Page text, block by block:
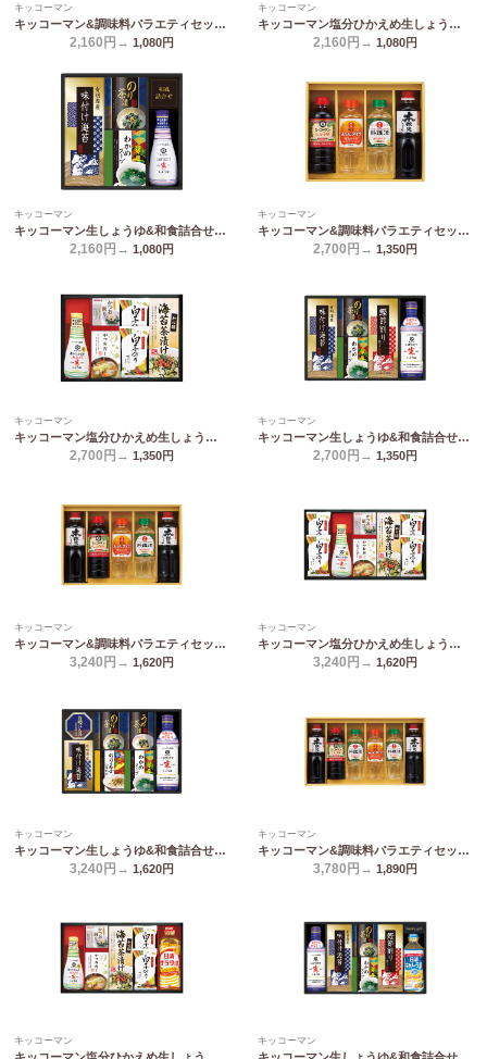
キッコーマン
キッコーマン&調味料バラエティセット KSM-20N
2,160円→ 1,080円
キッコーマン
キッコーマン塩分ひかえめ生しょうゆ詰合せギフト OR-20
2,160円→ 1,080円
キッコーマン
キッコーマン生しょうゆ&和食詰合せ NBL-20K
2,160円→ 1,080円
キッコーマン
キッコーマン&調味料バラエティセット KSM-25N
2,700円→ 1,350円
キッコーマン
キッコーマン塩分ひかえめ生しょうゆ詰合せギフト OR-25
2,700円→ 1,350円
キッコーマン
キッコーマン生しょうゆ&和食詰合せ NBL-25K
2,700円→ 1,350円
キッコーマン
キッコーマン&調味料バラエティセット KSM-30N
3,240円→ 1,620円
キッコーマン
キッコーマン塩分ひかえめ生しょうゆ詰合せギフト OR-30
3,240円→ 1,620円
キッコーマン
キッコーマン生しょうゆ&和食詰合せ NBL-30K
3,240円→ 1,620円
キッコーマン
キッコーマン&調味料バラエティセット KSM-35N
3,780円→ 1,890円
キッコーマン キッコーマン